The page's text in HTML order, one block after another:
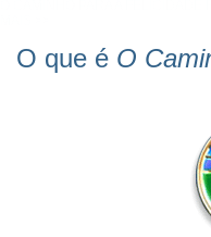
O que é O